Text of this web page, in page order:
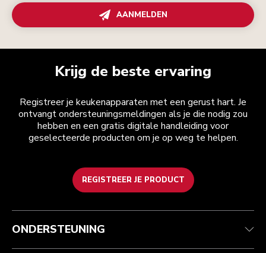
AANMELDEN
Krijg de beste ervaring
Registreer je keukenapparaten met een gerust hart. Je
ontvangt ondersteuningsmeldingen als je die nodig zou
hebben en een gratis digitale handleiding voor
geselecteerde producten om je op weg te helpen.
REGISTREER JE PRODUCT
Health check
Je bestelling volgen
Garantie en documenten
Algemene voorwaarden
Retournering en terugbetaling
Imprint
Het merk
Zoek een winkel
ONDERSTEUNING